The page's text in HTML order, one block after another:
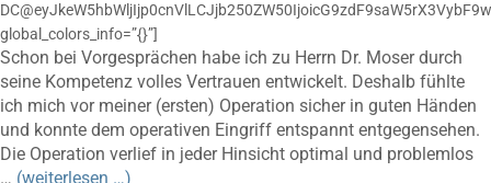
global_colors_info=”{}”]
Schon bei Vorgesprächen habe ich zu Herrn Dr. Moser durch
seine Kompetenz volles Vertrauen entwickelt. Deshalb fühlte
ich mich vor meiner (ersten) Operation sicher in guten Händen
und konnte dem operativen Eingriff entspannt entgegensehen.
Die Operation verlief in jeder Hinsicht optimal und problemlos
… (weiterlesen …)